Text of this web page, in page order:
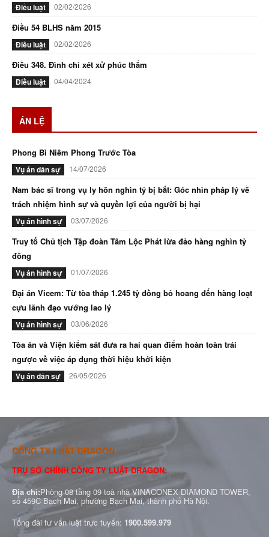
Điều luật 02/02/2026
Điều 54 BLHS năm 2015
Điều luật 02/02/2026
Điều 348. Đình chỉ xét xử phúc thẩm
Điều luật 04/04/2024
ÁN LỆ
Phong Bì Niêm Phong Trước Tòa
Vụ án dân sự 14/07/2026
Nam bác sĩ trong vụ ly hôn nghìn tỷ bị bắt: Góc nhìn pháp lý về
trách nhiệm hình sự và quyền lợi của người bị hại
Vụ án hình sự 03/07/2026
Truy tố Chủ tịch Tập đoàn Tâm Lộc Phát lừa đảo hàng nghìn tỷ
đồng
Vụ án hình sự 01/07/2026
Đại án Vicem: Từ tòa tháp 1.245 tỷ đồng bỏ hoang đến hàng loạt
cựu lãnh đạo vướng lao lý
Vụ án hình sự 03/06/2026
Tòa án và Viện kiểm sát đưa ra hai quan điểm hoàn toàn trái
ngược về việc áp dụng thời hiệu khởi kiện
Vụ án dân sự 26/05/2026
CÔNG TY LUẬT DRAGON
TRỤ SỞ CHÍNH CÔNG TY LUẬT DRAGON:
Địa chỉ:Phòng 08 tầng 09 toà nhà VINACONEX DIAMOND TOWER,
số 459C Bạch Mai, phường Bạch Mai, thành phố Hà Nội.
Tổng đài tư vấn luật trực tuyến: 1900.599.979